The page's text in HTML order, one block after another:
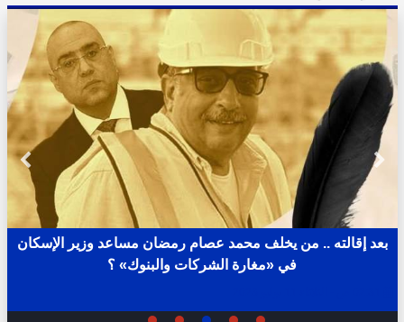
بعد إقالته .. من يخلف محمد عصام رمضان مساعد وزير الإسكان
في «مغارة الشركات والبنوك» ؟